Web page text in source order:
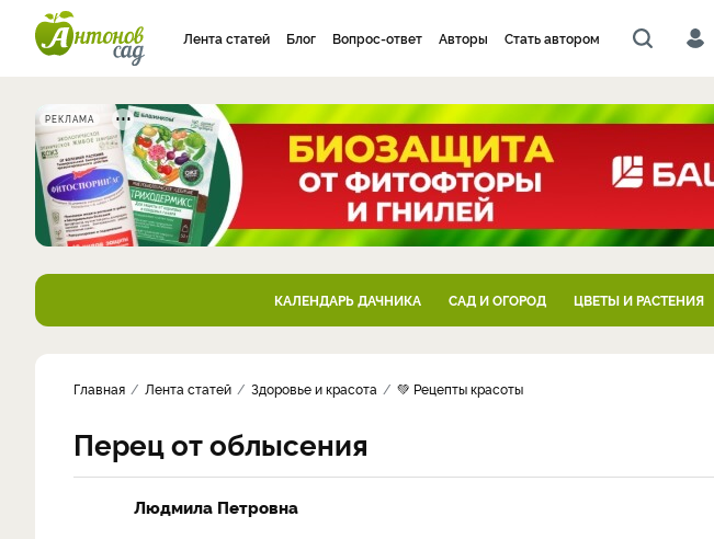
Лента статей Блог Вопрос-ответ Авторы Стать автором
РЕКЛАМА
КАЛЕНДАРЬ ДАЧНИКА САД И ОГОРОД ЦВЕТЫ И РАСТЕНИЯ
Главная Лента статей Здоровье и красота 💚 Рецепты красоты
Перец от облысения
Людмила Петровна